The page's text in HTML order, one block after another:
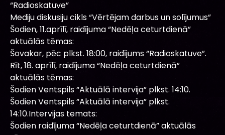
“Radioskatuve”
Mediju diskusiju cikls “Vērtējam darbus un solījumus”
Šodien, 11.aprīlī, raidījuma “Nedēļa ceturtdienā”
aktuālās tēmas:
Šovakar, pēc plkst. 18:00, raidījums “Radioskatuve”.
Rīt, 18. aprīlī, raidījuma “Nedēļa ceturtdienā”
aktuālās tēmas:
Šodien Ventspils “Aktuālā intervija” plkst. 14:10.
Šodien Ventspils “Aktuālā intervija” plkst.
14:10.Intervijas temats:
Šodien raidījuma “Nedēļa ceturtdienā” aktuālās